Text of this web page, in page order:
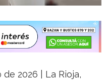
de 2026 | La Rioja,